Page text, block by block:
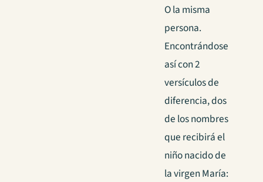
O la misma
persona.
Encontrándose
así con 2
versículos de
diferencia, dos
de los nombres
que recibirá el
niño nacido de
la virgen María: